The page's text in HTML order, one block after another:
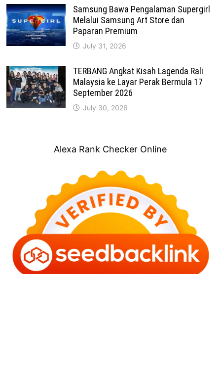
Samsung Bawa Pengalaman Supergirl
Melalui Samsung Art Store dan
Paparan Premium
July 31, 2026
TERBANG Angkat Kisah Lagenda Rali
Malaysia ke Layar Perak Bermula 17
September 2026
July 30, 2026
Alexa Rank Checker Online